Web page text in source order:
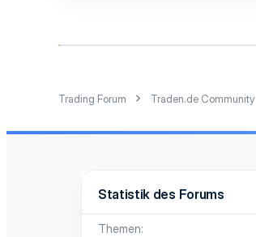
Trading Forum Traden.de Community
Statistik des Forums
Themen